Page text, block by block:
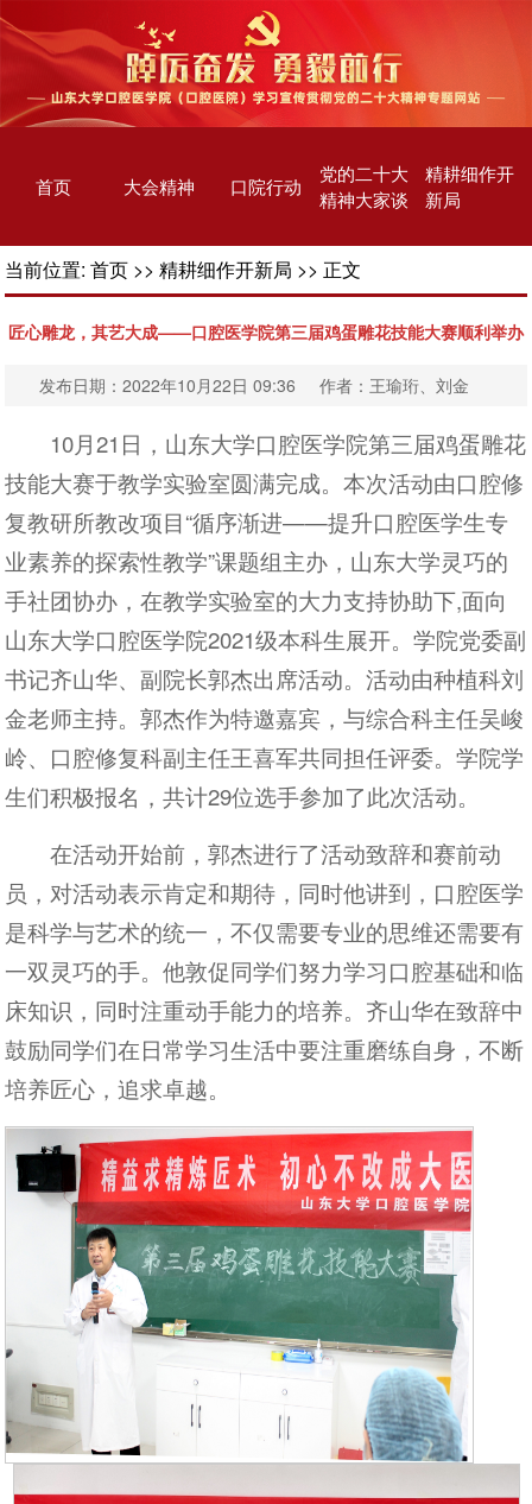
首页 大会精神 口院行动
党的二十大
精神大家谈
精耕细作开
新局
当前位置:首页 >>精耕细作开新局 >> 正文
匠心雕龙，其艺大成——口腔医学院第三届鸡蛋雕花技能大赛顺利举办
发布日期：2022年10月22日 09:36 作者：王瑜珩、刘金
10月21日，山东大学口腔医学院第三届鸡蛋雕花
技能大赛于教学实验室圆满完成。本次活动由口腔修
复教研所教改项目“循序渐进——提升口腔医学生专
业素养的探索性教学”课题组主办，山东大学灵巧的
手社团协办，在教学实验室的大力支持协助下,面向
山东大学口腔医学院2021级本科生展开。学院党委副
书记齐山华、副院长郭杰出席活动。活动由种植科刘
金老师主持。郭杰作为特邀嘉宾，与综合科主任吴峻
岭、口腔修复科副主任王喜军共同担任评委。学院学
生们积极报名，共计29位选手参加了此次活动。
在活动开始前，郭杰进行了活动致辞和赛前动
员，对活动表示肯定和期待，同时他讲到，口腔医学
是科学与艺术的统一，不仅需要专业的思维还需要有
一双灵巧的手。他敦促同学们努力学习口腔基础和临
床知识，同时注重动手能力的培养。齐山华在致辞中
鼓励同学们在日常学习生活中要注重磨练自身，不断
培养匠心，追求卓越。